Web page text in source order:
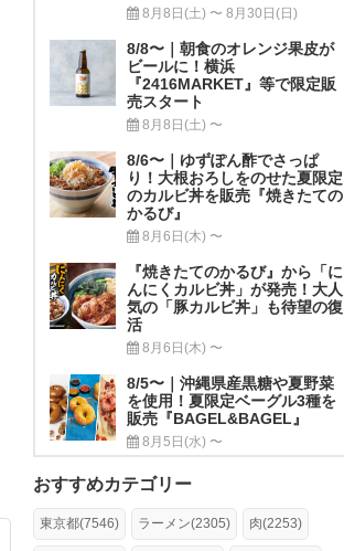
8月8日(土) 〜 8月30日(日)
8/8〜｜朝食のオレンジ果皮が
ビールに！横浜
『2416MARKET』等で限定販
売スタート
8月8日(土) 〜
8/6〜｜ゆずぽん酢でさっぱ
り！大根おろしをのせた夏限定
のカルビ丼を販売『焼きたての
かるび』
8月6日(木) 〜
『焼きたてのかるび』から「に
んにくカルビ丼」が発売！大人
気の「豚カルビ丼」も待望の復
活
8月6日(木) 〜
8/5〜｜沖縄県産黒糖や夏野菜
を使用！夏限定ベーグル3種を
販売『BAGEL&BAGEL』
8月5日(水) 〜
おすすめカテゴリー
東京都(7546) ラーメン(2305) 肉(2253)